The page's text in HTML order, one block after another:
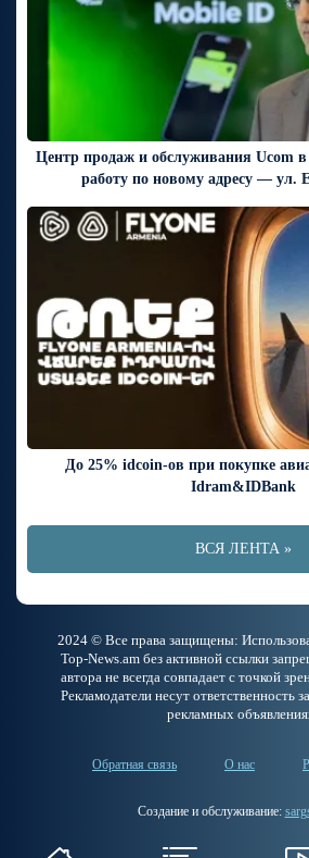
Центр продаж и обслуживания Ucom в
работу по новому адресу — ул.
До 25% idcoin-ов при покупке
Idram&IDBank
ВСЯ ЛЕНТА »
2024 © Все права защищены:
Top-News.am без активной ссылки
автора не всегда совпадает с точкой
Рекламодатели несут ответственность
рекламных
Обратная связь О нас
Создание и обслуживание: